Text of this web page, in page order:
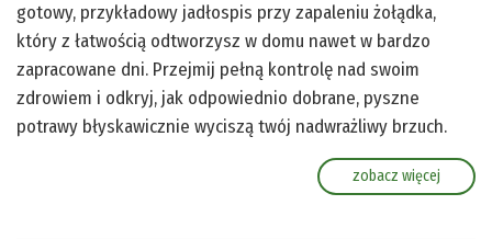
gotowy, przykładowy jadłospis przy zapaleniu żołądka,
który z łatwością odtworzysz w domu nawet w bardzo
zapracowane dni. Przejmij pełną kontrolę nad swoim
zdrowiem i odkryj, jak odpowiednio dobrane, pyszne
potrawy błyskawicznie wyciszą twój nadwrażliwy brzuch.
zobacz więcej